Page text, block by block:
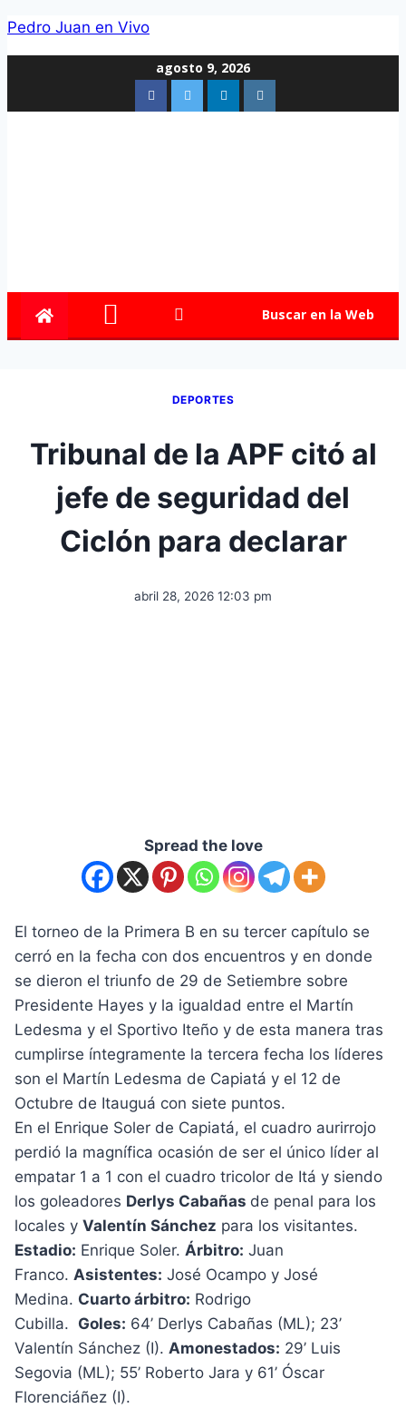
Pedro Juan en Vivo
agosto 9, 2026
Buscar en la Web
DEPORTES
Tribunal de la APF citó al
jefe de seguridad del
Ciclón para declarar
abril 28, 2026 12:03 pm
Spread the love
El torneo de la Primera B en su tercer capítulo se
cerró en la fecha con dos encuentros y en donde
se dieron el triunfo de 29 de Setiembre sobre
Presidente Hayes y la igualdad entre el Martín
Ledesma y el Sportivo Iteño y de esta manera tras
cumplirse íntegramente la tercera fecha los líderes
son el Martín Ledesma de Capiatá y el 12 de
Octubre de Itauguá con siete puntos.
En el Enrique Soler de Capiatá, el cuadro aurirrojo
perdió la magnífica ocasión de ser el único líder al
empatar 1 a 1 con el cuadro tricolor de Itá y siendo
los goleadores Derlys Cabañas de penal para los
locales y Valentín Sánchez para los visitantes.
Estadio: Enrique Soler. Árbitro: Juan
Franco. Asistentes: José Ocampo y José
Medina. Cuarto árbitro: Rodrigo
Cubilla. Goles: 64’ Derlys Cabañas (ML); 23’
Valentín Sánchez (I). Amonestados: 29’ Luis
Segovia (ML); 55’ Roberto Jara y 61’ Óscar
Florenciáñez (I).